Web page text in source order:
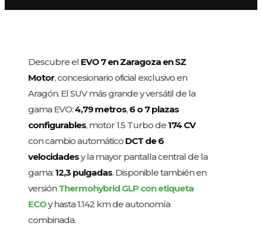
Descubre el EVO 7 en Zaragoza en SZ
Motor, concesionario oficial exclusivo en
Aragón. El SUV más grande y versátil de la
gama EVO:4,79 metros, 6 o 7 plazas
configurables, motor 1.5 Turbo de 174 CV
con cambio automático DCT de 6
velocidadesy la mayor pantalla central de la
gama: 12,3 pulgadas. Disponible también en
versión Thermohybrid GLP con etiqueta
ECOy hasta 1.142 km de autonomía
combinada.